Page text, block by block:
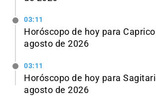
03:11
Horóscopo de hoy para
agosto de 2026
03:11
Horóscopo de hoy para
agosto de 2026